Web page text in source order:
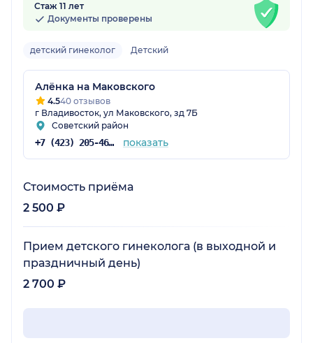
Стаж 11 лет
Документы проверены
детский гинеколог Детский
Алёнка на Маковского
4.540 отзывов
г Владивосток, ул Маковского, зд 7Б
Советский район
+7 (423) 205-46-87 показать
Стоимость приёма
2 500 ₽
Прием детского гинеколога (в выходной и
праздничный день)
2 700 ₽